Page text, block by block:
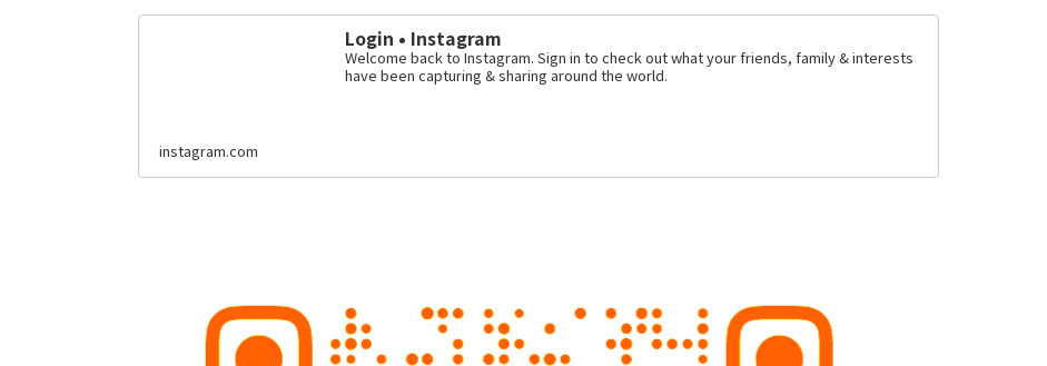
Login • Instagram
Welcome back to Instagram. Sign in to check out what your friends, family & interests
have been capturing & sharing around the world.
instagram.com